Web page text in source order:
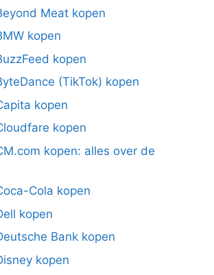
Meat kopen
kopen
kopen
(TikTok) kopen
kopen
kopen
kopen: alles over de
Cola kopen
kopen
Bank kopen
kopen